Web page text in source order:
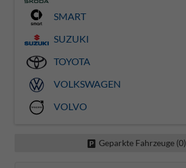
SMART
SUZUKI
TOYOTA
VOLKSWAGEN
VOLVO
Geparkte Fahrzeuge (0)